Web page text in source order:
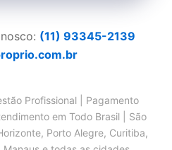
(11) 93345-2139
Profissional | Pagamento
em Todo Brasil | São
Porto Alegre, Curitiba,